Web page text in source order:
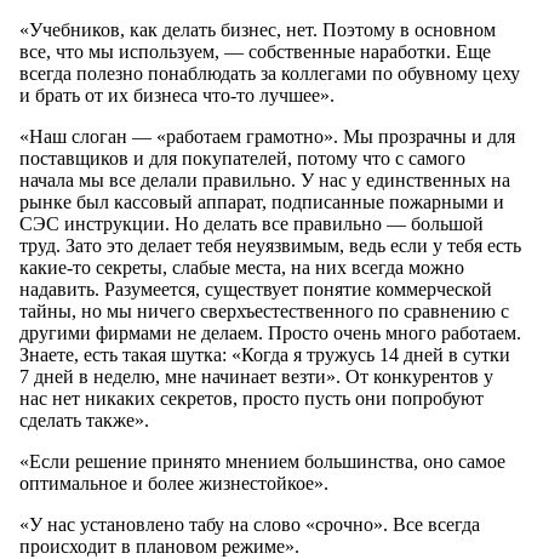
«Учебников, как делать бизнес, нет. Поэтому в основном
все, что мы используем, — собственные наработки. Еще
всегда полезно понаблюдать за коллегами по обувному цеху
и брать от их бизнеса что-то лучшее».
«Наш слоган — «работаем грамотно». Мы прозрачны и для
поставщиков и для покупателей, потому что с самого
начала мы все делали правильно. У нас у единственных на
рынке был кассовый аппарат, подписанные пожарными и
СЭС инструкции. Но делать все правильно — большой
труд. Зато это делает тебя неуязвимым, ведь если у тебя есть
какие-то секреты, слабые места, на них всегда можно
надавить. Разумеется, существует понятие коммерческой
тайны, но мы ничего сверхъестественного по сравнению с
другими фирмами не делаем. Просто очень много работаем.
Знаете, есть такая шутка: «Когда я тружусь 14 дней в сутки
7 дней в неделю, мне начинает везти». От конкурентов у
нас нет никаких секретов, просто пусть они попробуют
сделать также».
«Если решение принято мнением большинства, оно самое
оптимальное и более жизнестойкое».
«У нас установлено табу на слово «срочно». Все всегда
происходит в плановом режиме».